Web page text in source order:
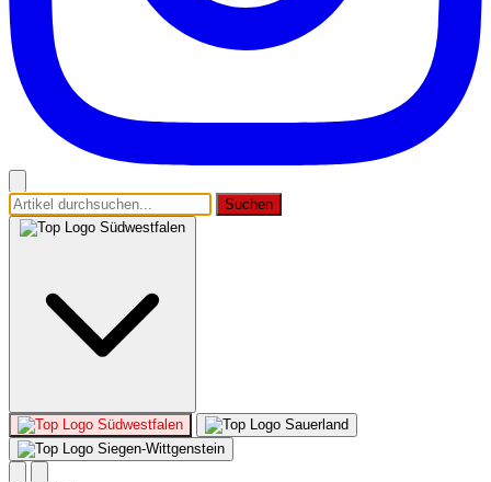
Suchen
Südwestfalen
Südwestfalen
Sauerland
Siegen-Wittgenstein